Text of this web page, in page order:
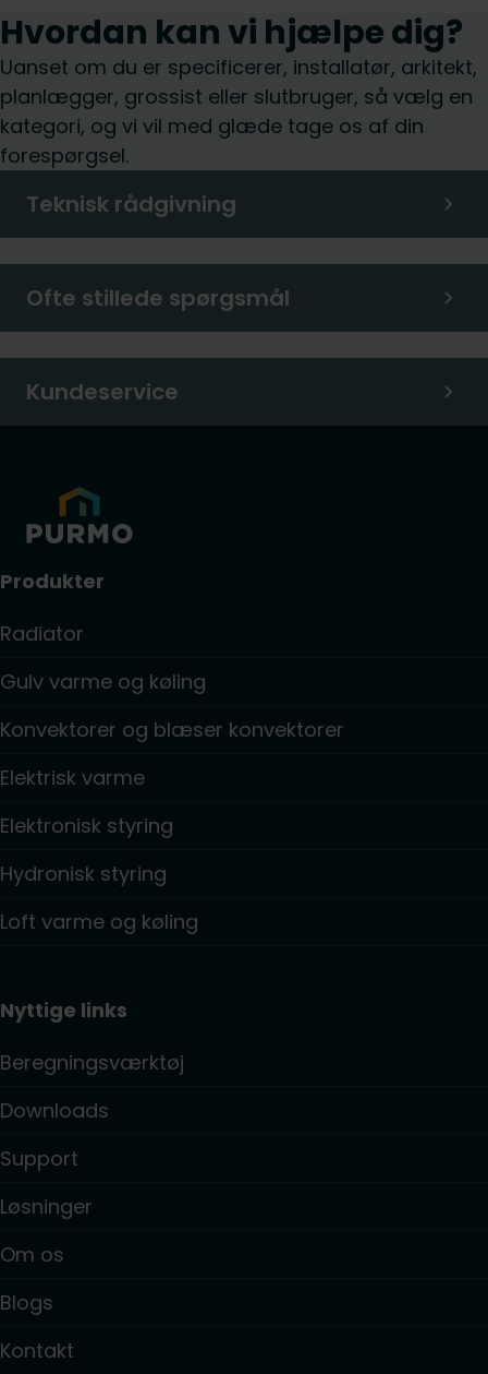
Hvordan kan vi hjælpe dig?
Uanset om du er specificerer, installatør, arkitekt,
planlægger, grossist eller slutbruger, så vælg en
kategori, og vi vil med glæde tage os af din
forespørgsel.
Teknisk rådgivning
Ofte stillede spørgsmål
Kundeservice
Produkter
Radiator
Gulv varme og køling
Konvektorer og blæser konvektorer
Elektrisk varme
Elektronisk styring
Hydronisk styring
Loft varme og køling
Nyttige links
Beregningsværktøj
Downloads
Support
Løsninger
Om os
Blogs
Kontakt